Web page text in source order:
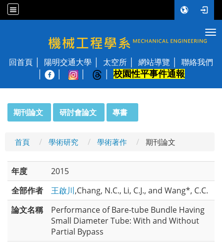
國立陽明交通大學 機械工程學系
回首頁 陽明交通大學 太空所 網站導覽
聯絡我們
校園性平事件通報
期刊論文 研討會論文 專書
首頁 學術研究 學術著作 期刊論文
年度
2015
全部作者
王啟川,Chang, N.C., Li, C.J., and Wang*, C.C.
論文名稱
Performance of Bare-tube Bundle Having
Small Diameter Tube: With and Without
Partial Bypass